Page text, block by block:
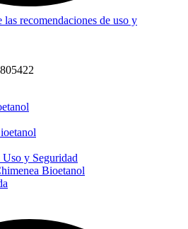
recomendaciones de uso y
Uso y Seguridad
Bioetanol